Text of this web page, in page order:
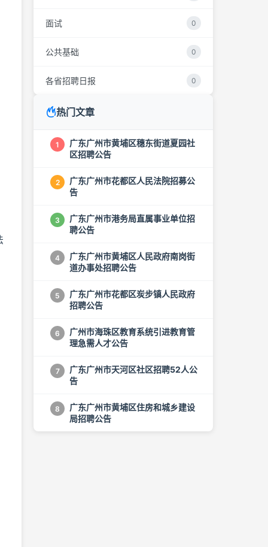
面试 0
公共基础 0
各省招聘日报 0
热门文章
1
广东广州市黄埔区穗东街道夏园社
区招聘公告
2
广东广州市花都区人民法院招募公
告
3
广东广州市港务局直属事业单位招
聘公告
4
广东广州市黄埔区人民政府南岗街
道办事处招聘公告
5
广东广州市花都区炭步镇人民政府
招聘公告
6
广州市海珠区教育系统引进教育管
理急需人才公告
7
广东广州市天河区社区招聘52人公
告
8
广东广州市黄埔区住房和城乡建设
局招聘公告